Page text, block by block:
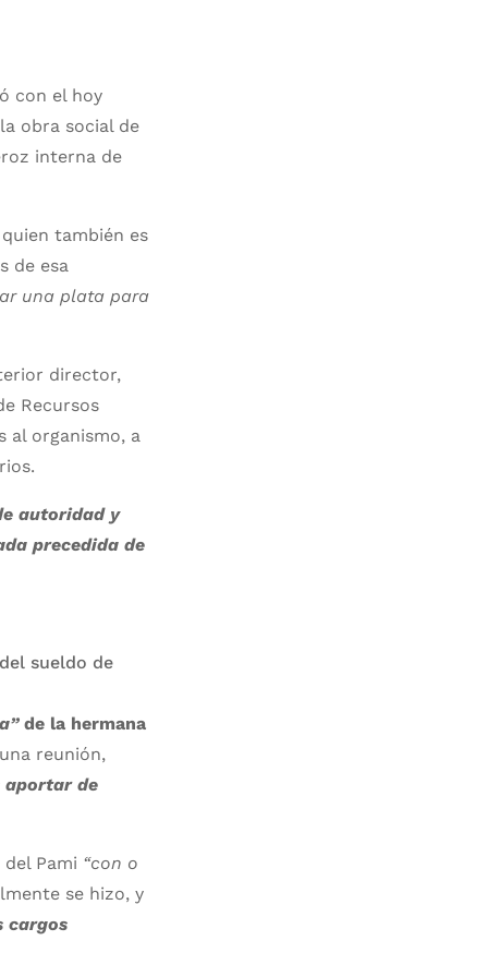
con el hoy
obra social de
interna de
también es
de esa
una plata para
director,
Recursos
al organismo, a
autoridad y
precedida de
de la hermana
reunión,
aportar de
Pami “con o
se hizo, y
cargos